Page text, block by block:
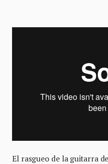
El rasgueo de la guitarra